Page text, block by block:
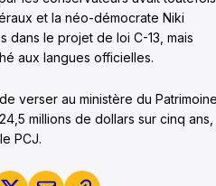
et la néo-démocrate Niki
dans le projet de loi C-13, mais
aux langues officielles.
verser au ministère du
millions de dollars sur cinq ans,
PCJ.